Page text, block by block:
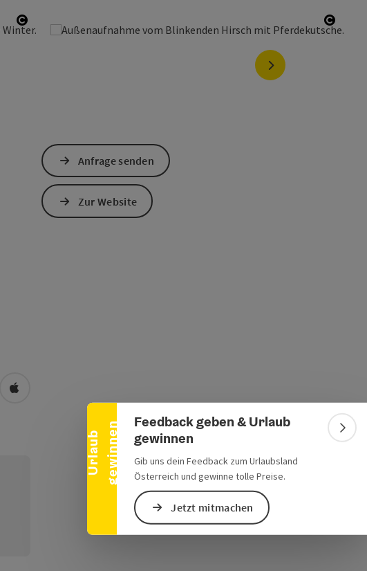
U
r
l
a
u
b
g
e
w
i
n
n
e n
Banner einklappen
Feedback geben & Urlaub
gewinnen
Gib uns dein Feedback zum Urlaubsland
Österreich und gewinne tolle Preise.
Jetzt mitmachen
Copyright öffnen
nächstes Element
Maps öffnen
in Apple Maps öffnen
Anfrage senden
Zur Website